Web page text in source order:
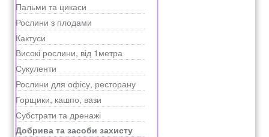
Пальми та цикаси
Рослини з плодами
Кактуси
Високі рослини, від 1метра
Сукуленти
Рослини для офісу, ресторану
Горщики, кашпо, вази
Субстрати та дренажі
Добрива та засоби захисту